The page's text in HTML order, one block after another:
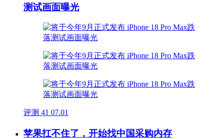
测试画面曝光
评测 41 07.01
苹果扛不住了，开始找中国采购内存